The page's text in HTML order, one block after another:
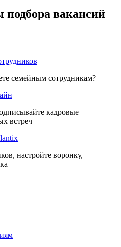
вакансий
семейным сотрудникам?
кадровые
встреч
настройте воронку,